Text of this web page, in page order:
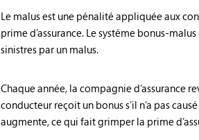
Le malus est une pénalité appliquée aux
prime d’assurance. Le système bonus-
sinistres par un malus.
Chaque année, la compagnie d’assurance
conducteur reçoit un bonus s’il n’a pas
augmente, ce qui fait grimper la prime